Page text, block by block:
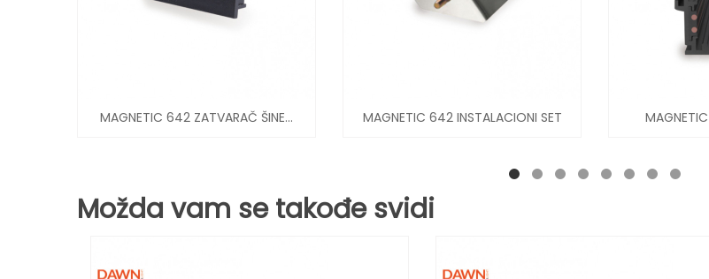
642 ZATVARAČ ŠINE... MAGNETIC 642 INSTALACIONI SET MAGNETIC 602 ŠINA 3 MET...
Možda vam se takođe svidi